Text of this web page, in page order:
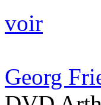
voir
Georg